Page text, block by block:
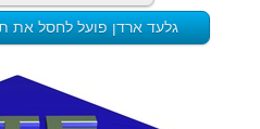
גלעד ארדן פועל לחסל את